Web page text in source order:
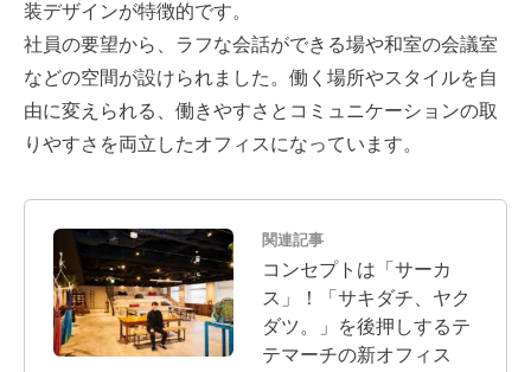
装デザインが特徴的です。
社員の要望から、ラフな会話ができる場や和室の会議室
などの空間が設けられました。働く場所やスタイルを自
由に変えられる、働きやすさとコミュニケーションの取
りやすさを両立したオフィスになっています。
関連記事
コンセプトは「サーカ
ス」！「サキダチ、ヤク
ダツ。」を後押しするテ
テマーチの新オフィス